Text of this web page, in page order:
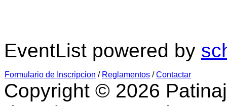
EventList powered by
Formulario de Inscripcion / Reglamentos /Contactar
Copyright © 2026